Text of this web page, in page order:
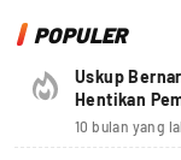
POPULER
Uskup
Hentikan
10 bulan yang